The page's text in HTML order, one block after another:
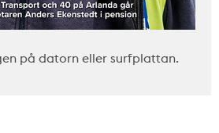
på datorn eller surfplattan.